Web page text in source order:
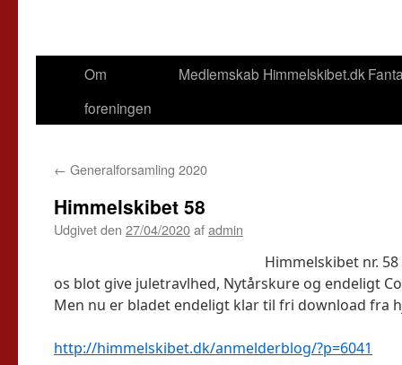
Om
foreningen
Medlemskab Himmelskibet.dk
← Generalforsamling 2020
Himmelskibet 58
Udgivet den 27/04/2020afadmin
Himmelskibet nr.
os blot give juletravlhed, Nytårskure og endeligt
Men nu er bladet endeligt klar til fri download fra
http://himmelskibet.dk/anmelderblog/?p=6041